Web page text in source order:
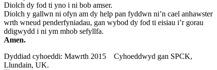
Diolch dy fod ti yno i ni bob amser.
Diolch y gallwn ni ofyn am dy help pan fyddwn ni’n cael anhawster
wrth wneud penderfyniadau, gan wybod dy fod ti eisiau i’r gorau
ddigwydd i ni ym mhob sefyllfa.
Amen.
Dyddiad cyhoeddi: Mawrth 2015 Cyhoeddwyd gan SPCK,
Llundain, UK.